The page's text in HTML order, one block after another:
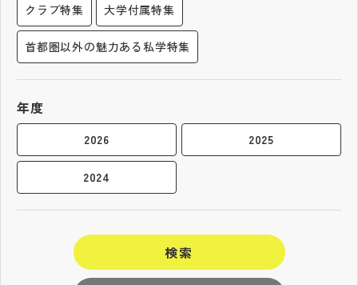
クラブ特集 大学付属特集
首都圏以外の魅力ある私学特集
年度
2026 2025
2024
検索